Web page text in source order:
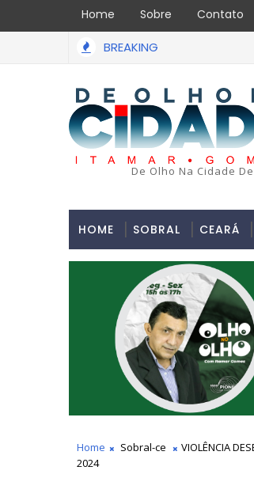
Home Sobre Contato
BREAKING
De Olho Na Cidade
HOME SOBRAL CEARÁ
Home Sobral-ce
VIOLÊNCIA
2024